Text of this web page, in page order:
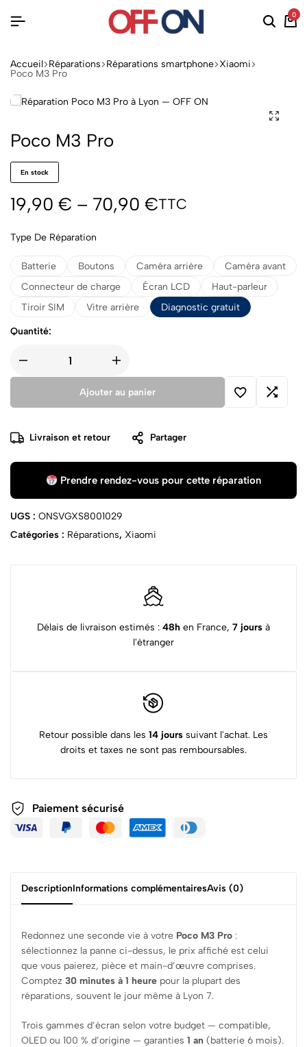
0
Accueil Réparations Réparations smartphone Xiaomi
Poco M3 Pro
Poco M3 Pro
En stock
19,90 € – 70,90 €TTC
Type De Réparation
Batterie Boutons Caméra arrière
Caméra avant
Connecteur de charge
Écran LCD
Haut-parleur
Tiroir SIM
Vitre arrière Diagnostic gratuit
Quantité:
Ajouter au panier
Livraison et retour Partager
Prendre rendez-vous pour cette réparation
UGS : ONSVGXS8001029
Catégories : Réparations, Xiaomi
Délais de livraison estimés : 48h en France, 7 jours à
l'étranger
Retour possible dans les 14 jours suivant l'achat. Les
droits et taxes ne sont pas remboursables.
Paiement sécurisé
DescriptionInformations complémentairesAvis (0)
Redonnez une seconde vie à votre Poco M3 Pro :
sélectionnez la panne ci-dessus, le prix affiché est celui
que vous paierez, pièce et main-d’œuvre comprises.
Comptez 30 minutes à 1 heure pour la plupart des
réparations, souvent le jour même à Lyon 7.
Trois gammes d’écran selon votre budget — compatible,
OLED ou 100 % d’origine — garanties 1 an (batterie 6 mois).